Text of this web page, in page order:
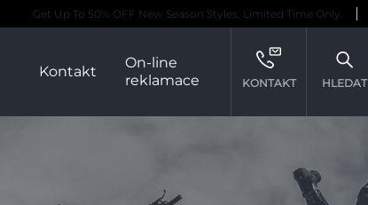
Get Up To 50% OFF New Season Styles, Limited Time Only.
Kontakt
On-line
reklamace
KONTAKT HLEDAT